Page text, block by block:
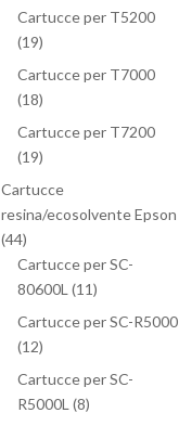
Cartucce per T5200
(19)
Cartucce per T7000
(18)
Cartucce per T7200
(19)
Cartucce
resina/ecosolvente Epson
(44)
Cartucce per SC-
80600L (11)
Cartucce per SC-R5000
(12)
Cartucce per SC-
R5000L (8)